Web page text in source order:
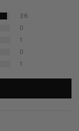
36
0
1
0
1